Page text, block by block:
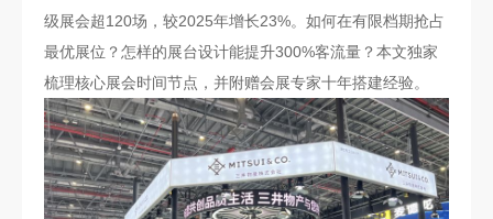
级展会超120场，较2025年增长23%。如何在有限档期抢占
最优展位？怎样的展台设计能提升300%客流量？本文独家
梳理核心展会时间节点，并附赠会展专家十年搭建经验。